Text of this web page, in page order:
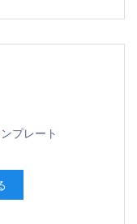
プレート